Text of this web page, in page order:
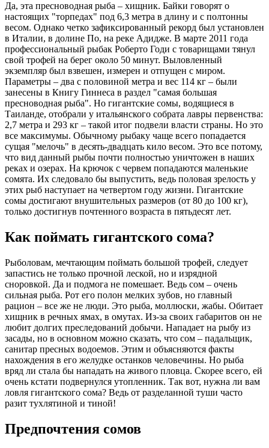
Да, эта пресноводная рыба – хищник. Байки говорят о
настоящих "торпедах" под 6,3 метра в длину и с полтонны
весом. Однако четко зафиксированный рекорд был установлен
в Италии, в долине По, на реке Адидже. В марте 2011 года
профессиональный рыбак Роберто Годи с товарищами тянул
свой трофей на берег около 50 минут. Выловленный
экземпляр был взвешен, измерен и отпущен с миром.
Параметры – два с половиной метра и вес 114 кг – были
занесены в Книгу Гиннеса в раздел "самая большая
пресноводная рыба". Но гигантские сомы, водящиеся в
Таиланде, отобрали у итальянского собрата лавры первенства:
2,7 метра и 293 кг – такой итог подвели власти страны. Но это
все максимумы. Обычному рыбаку чаще всего попадается
сущая "мелочь" в десять-двадцать кило весом. Это все потому,
что вид данный рыбы почти полностью уничтожен в наших
реках и озерах. На крючок с червем попадаются маленькие
сомята. Их следовало бы выпустить, ведь половая зрелость у
этих рыб наступает на четвертом году жизни. Гигантские
сомы достигают внушительных размеров (от 80 до 100 кг),
только достигнув почтенного возраста в пятьдесят лет.
Как поймать гигантского сома?
Рыболовам, мечтающим поймать большой трофей, следует
запастись не только прочной леской, но и изрядной
сноровкой. Да и подмога не помешает. Ведь сом – очень
сильная рыба. Рот его полон мелких зубов, но главный
рацион – все же не люди. Это рыба, моллюски, жабы. Обитает
хищник в речных ямах, в омутах. Из-за своих габаритов он не
любит долгих преследований добычи. Нападает на рыбу из
засады, но в основном можно сказать, что сом – падальщик,
санитар пресных водоемов. Этим и объясняются факты
нахождения в его желудке останков человечины. Но рыба
вряд ли стала бы нападать на живого пловца. Скорее всего, ей
очень кстати подвернулся утопленник. Так вот, нужна ли вам
ловля гигантского сома? Ведь от разделанной туши часто
разит тухлятиной и тиной!
Предпочтения сомов